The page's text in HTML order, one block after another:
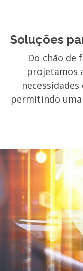
Soluções
Do chão de
projetamos
permitindo